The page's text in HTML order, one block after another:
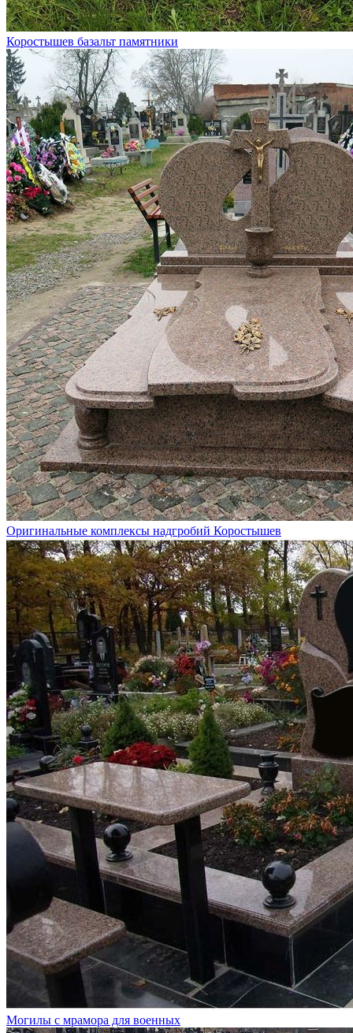
Коростышев базальт памятники
Оригинальные комплексы надгробий Коростышев
Могилы с мрамора для военных